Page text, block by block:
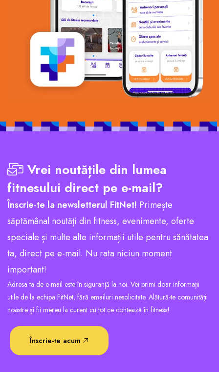
Vrei noutățile din lumea
fitnesului direct pe e-mail?
Înscrie-te la newsletterul FitNet! Primește
săptămânal noutăți din fitness, evenimente, oferte
speciale și multe alte informații utile pentru sănătatea
ta, direct pe e-mail. Nu rata niciun moment
important!
Adresa ta de e-mail este în siguranță la noi. Vei primi doar informații
utile de la echipa FitNet, fără emailuri nesolicitate. Alătură-te comunității
noastre și fii mereu la curent cu tot ce contează în fitness!
Înscrie-te acum